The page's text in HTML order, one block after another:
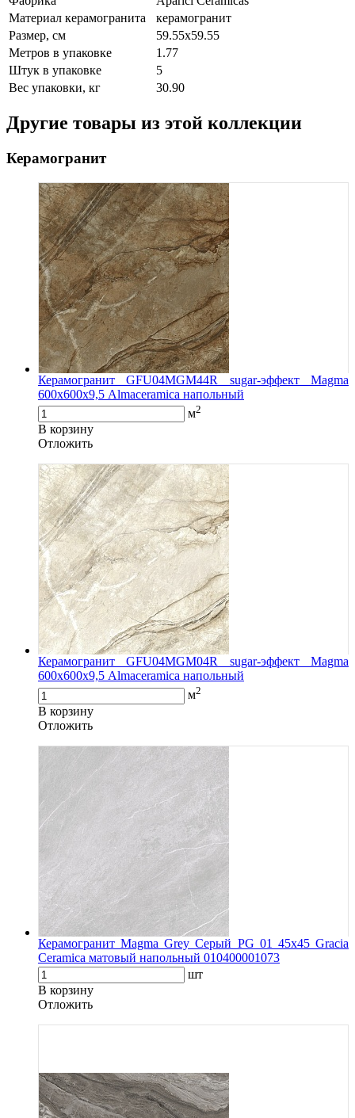
Материал керамогранита
керамогранит
Размер, см
59.55x59.55
Метров в упаковке
1.77
Штук в упаковке
5
Вес упаковки, кг
30.90
Другие товары из этой коллекции
Керамогранит
Керамогранит GFU04MGM44R sugar-эффект Magma
600х600х9,5 Almaceramica напольный
м2
В корзину
Oтложить
Керамогранит GFU04MGM04R sugar-эффект Magma
600х600х9,5 Almaceramica напольный
м2
В корзину
Oтложить
Керамогранит Magma Grey Серый PG 01 45x45 Gracia
Ceramica матовый напольный 010400001073
шт
В корзину
Oтложить